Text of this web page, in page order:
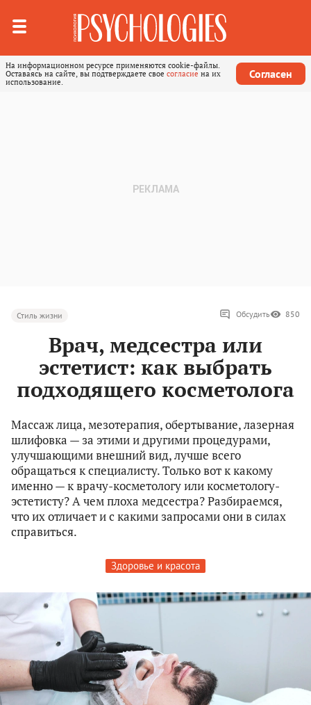
На информационном ресурсе применяются cookie-файлы.
Оставаясь на сайте, вы подтверждаете свое согласие на их
использование.
Согласен
Стиль жизни Обсудить 850
Врач, медсестра или
эстетист: как выбрать
подходящего косметолога
Массаж лица, мезотерапия, обертывание, лазерная
шлифовка — за этими и другими процедурами,
улучшающими внешний вид, лучше всего
обращаться к специалисту. Только вот к какому
именно — к врачу-косметологу или косметологу-
эстетисту? А чем плоха медсестра? Разбираемся,
что их отличает и с какими запросами они в силах
справиться.
Здоровье и красота